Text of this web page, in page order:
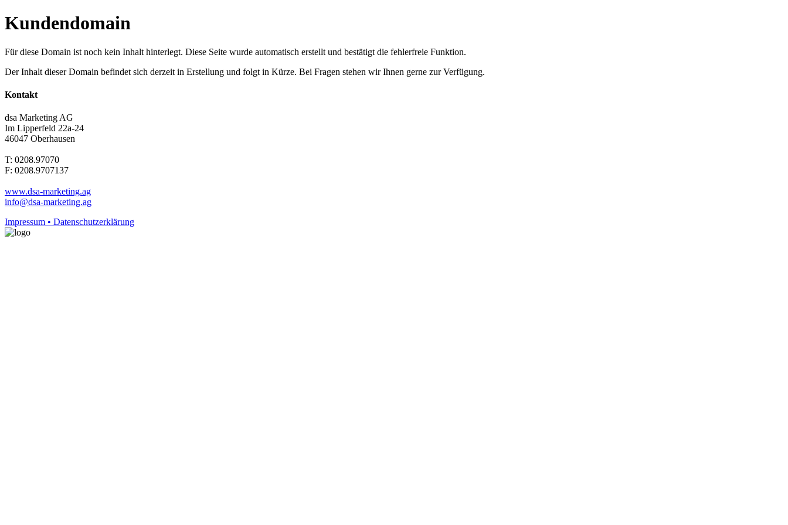
Kundendomain
Für diese Domain ist noch kein Inhalt hinterlegt. Diese Seite wurde automatisch erstellt und bestätigt die fehlerfreie Funktion.
Der Inhalt dieser Domain befindet sich derzeit in Erstellung und folgt in Kürze. Bei Fragen stehen wir Ihnen gerne zur Verfügung.
Kontakt
dsa Marketing AG
Im Lipperfeld 22a-24
46047 Oberhausen
T: 0208.97070
F: 0208.9707137
www.dsa-marketing.ag
info@dsa-marketing.ag
Impressum • Datenschutzerklärung